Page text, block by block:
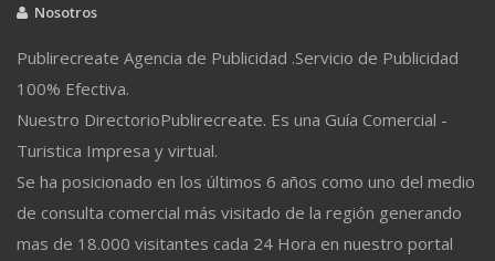
Nosotros
Publirecreate Agencia de Publicidad .Servicio de Publicidad
100% Efectiva.
Nuestro DirectorioPublirecreate. Es una Guía Comercial -
Turistica Impresa y virtual.
Se ha posicionado en los últimos 6 años como uno del medio
de consulta comercial más visitado de la región generando
mas de 18.000 visitantes cada 24 Hora en nuestro portal